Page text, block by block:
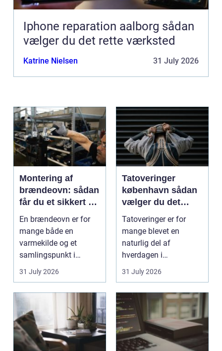
Iphone reparation aalborg sådan
vælger du det rette værksted
Katrine Nielsen 31 July 2026
Montering af
brændeovn: sådan
får du et sikkert og
smukt resultat
En brændeovn er for
mange både en
varmekilde og et
samlingspunkt i
hjemmet. Flammerne
31 July 2026
Tatoveringer
københavn sådan
vælger du det
rigtige studie
Tatoveringer er for
mange blevet en
naturlig del af
hverdagen i
København. Byen er
fyldt med dygtige...
31 July 2026